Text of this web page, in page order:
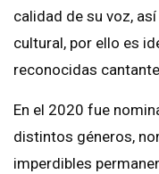
calidad de su voz,
cultural, por ello es
reconocidas
En el 2020 fue
distintos géneros,
imperdibles